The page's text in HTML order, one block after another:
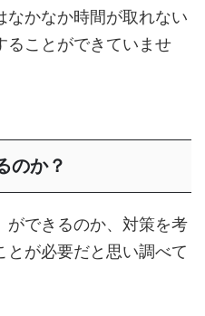
なかなか時間が取れない
ることができていませ
のか？
ができるのか、対策を考
とが必要だと思い調べて